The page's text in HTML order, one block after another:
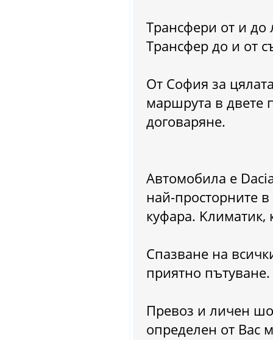
Трансфери от и
Трансфер до и от
От София за
маршрута в двете
договаряне.
Автомобила е
най-просторните
куфара.
Спазване на
приятно пътуване.
Превоз и личен
определен от Вас